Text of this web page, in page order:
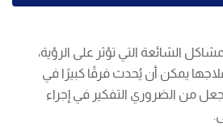
الشائعة التي تؤثر على الرؤية،
يمكن أن يُحدث فرقًا كبيرًا في
تجعل من الضروري التفكير في إجراء